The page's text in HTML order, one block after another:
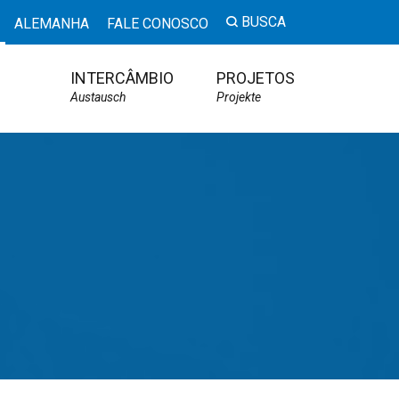
ALEMANHA FALE CONOSCO BUSCA
INTERCÂMBIO
Austausch
PROJETOS
Projekte